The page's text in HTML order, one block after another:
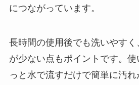
につながっています。
長時間の使用後でも洗いやすく
が少ない点もポイントです。使
っと水で流すだけで簡単に汚